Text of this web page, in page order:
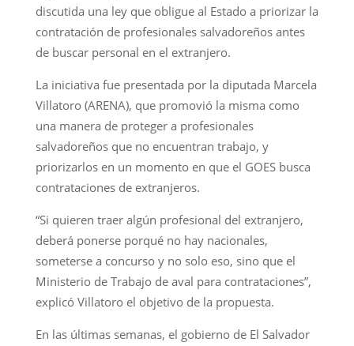
discutida una ley que obligue al Estado a priorizar la
contratación de profesionales salvadoreños antes
de buscar personal en el extranjero.
La iniciativa fue presentada por la diputada Marcela
Villatoro (ARENA), que promovió la misma como
una manera de proteger a profesionales
salvadoreños que no encuentran trabajo, y
priorizarlos en un momento en que el GOES busca
contrataciones de extranjeros.
“Si quieren traer algún profesional del extranjero,
deberá ponerse porqué no hay nacionales,
someterse a concurso y no solo eso, sino que el
Ministerio de Trabajo de aval para contrataciones”,
explicó Villatoro el objetivo de la propuesta.
En las últimas semanas, el gobierno de El Salvador